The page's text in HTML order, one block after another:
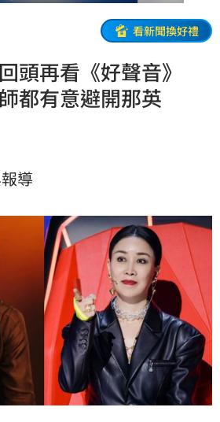
看新聞換好禮
頭再看《好聲音》
都有意避開那英
導